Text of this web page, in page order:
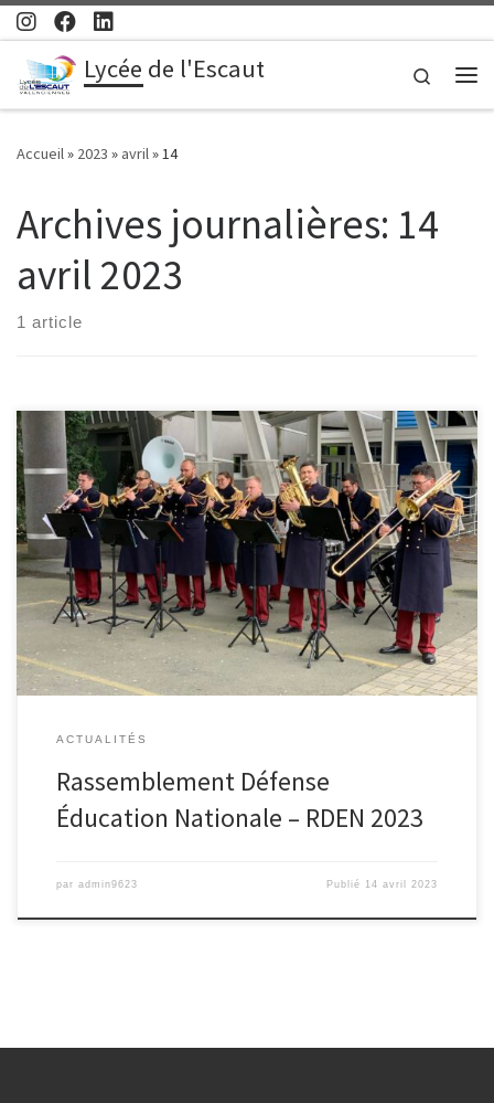
Passer au contenu
Lycée de l'Escaut
Search
Accueil» 2023 » avril»14
Archives journalières: 14
avril 2023
1 article
Très belle journée de rencontre entre le ministère de l’Éducation
nationale et le ministère des armées pour la 18ème édition de la
RDEN Le lycée de l’Escaut en partenariat avec la mairie de
Valenciennes a accueilli de nombreux acteurs du ministère des
armées. L’objectif ? Sensibiliser les jeunes élèves et […]
ACTUALITÉS
Rassemblement Défense
Éducation Nationale – RDEN 2023
par admin9623 Publié 14 avril 2023